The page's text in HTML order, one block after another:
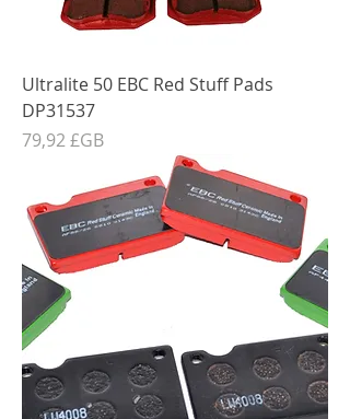
Ultralite 50 EBC Red Stuff Pads
DP31537
Prix
79,92 £GB